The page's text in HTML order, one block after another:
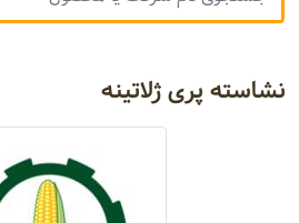
نشاسته پری ژلاتینه